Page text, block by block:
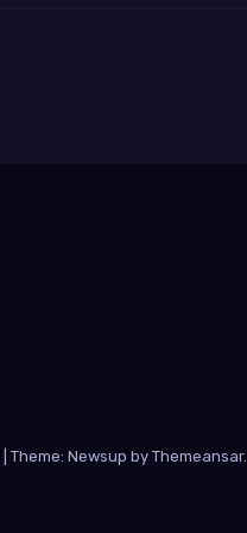
Theme: Newsup by Themeansar.